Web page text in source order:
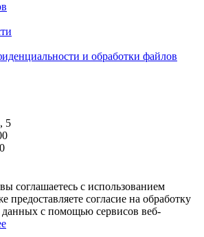
и обработки файлов
5
соглашаетесь с использованием
предоставляете согласие на обработку
с помощью сервисов веб-